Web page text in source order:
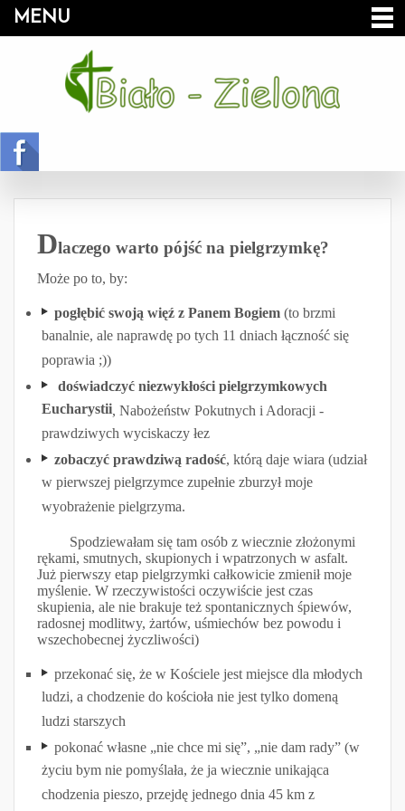
MENU
Dlaczego warto pójść na pielgrzymkę?
Może po to, by:
pogłębić swoją więź z Panem Bogiem(to brzmi
banalnie, ale naprawdę po tych 11 dniach łączność się
poprawia ;))
doświadczyć niezwykłości pielgrzymkowych
Eucharystii, Nabożeństw Pokutnych i Adoracji -
prawdziwych wyciskaczy łez
zobaczyć prawdziwą radość, którą daje wiara (udział
w pierwszej pielgrzymce zupełnie zburzył moje
wyobrażenie pielgrzyma.
Spodziewałam się tam osób z wiecznie złożonymi
rękami, smutnych, skupionych i wpatrzonych w asfalt.
Już pierwszy etap pielgrzymki całkowicie zmienił moje
myślenie. W rzeczywistości oczywiście jest czas
skupienia, ale nie brakuje też spontanicznych śpiewów,
radosnej modlitwy, żartów, uśmiechów bez powodu i
wszechobecnej życzliwości)
przekonać się, że w Kościele jest miejsce dla młodych
ludzi, a chodzenie do kościoła nie jest tylko domeną
ludzi starszych
pokonać własne „nie chce mi się”, „nie dam rady” (w
życiu bym nie pomyślała, że ja wiecznie unikająca
chodzenia pieszo, przejdę jednego dnia 45 km z